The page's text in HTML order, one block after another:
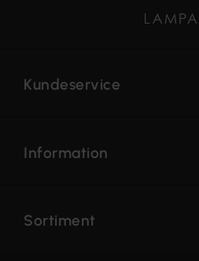
Kundeservice
Information
Sortiment